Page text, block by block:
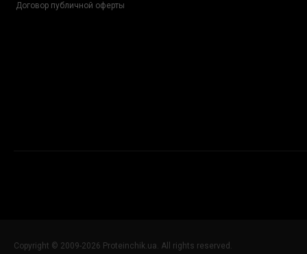
Договор публичной оферты
Copyright © 2009-2026 Proteinchik.ua. All rights reserved.